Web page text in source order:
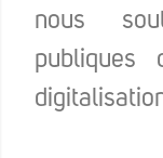
nous
publiques